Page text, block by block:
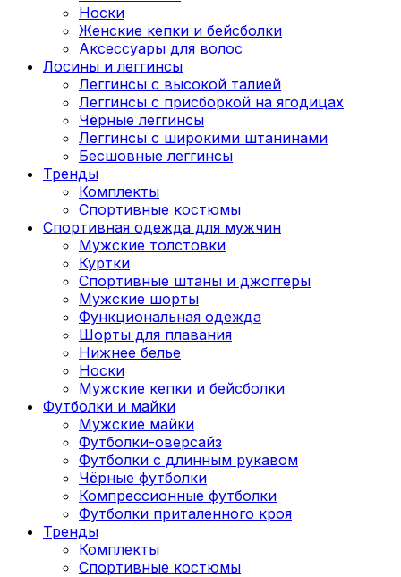
Носки
Женские кепки и бейсболки
Аксессуары для волос
Лосины и леггинсы
Леггинсы с высокой талией
Леггинсы с присборкой на ягодицах
Чёрные леггинсы
Леггинсы с широкими штанинами
Бесшовные леггинсы
Тренды
Комплекты
Спортивные костюмы
Спортивная одежда для мужчин
Мужские толстовки
Куртки
Спортивные штаны и джоггеры
Мужские шорты
Функциональная одежда
Шорты для плавания
Нижнее белье
Носки
Мужские кепки и бейсболки
Футболки и майки
Мужские майки
Футболки-оверсайз
Футболки с длинным рукавом
Чёрные футболки
Компрессионные футболки
Футболки приталенного кроя
Тренды
Комплекты
Спортивные костюмы